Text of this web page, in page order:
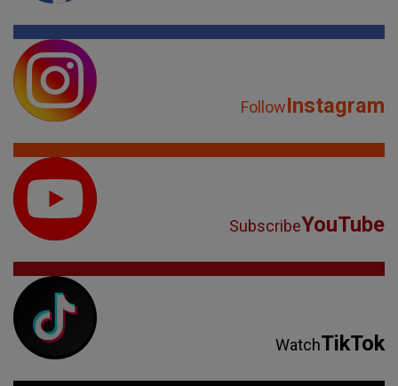
FollowInstagram
SubscribeYouTube
WatchTikTok